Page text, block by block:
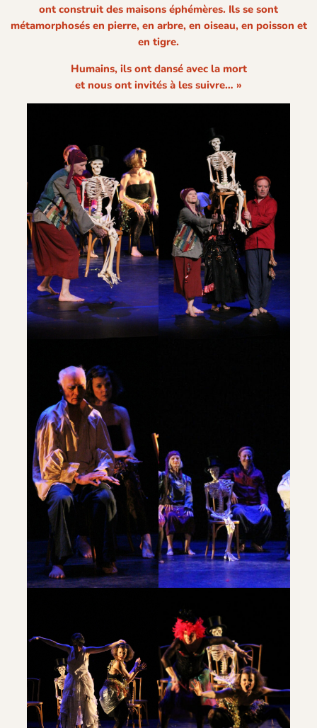
ont construit des maisons éphémères. Ils se sont
métamorphosés en pierre, en arbre, en oiseau, en poisson et
en tigre.
Humains, ils ont dansé avec la mort
et nous ont invités à les suivre… »